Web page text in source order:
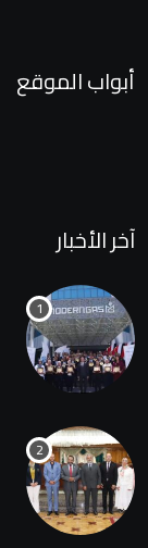
أبواب الموقع
آخر الأخبار